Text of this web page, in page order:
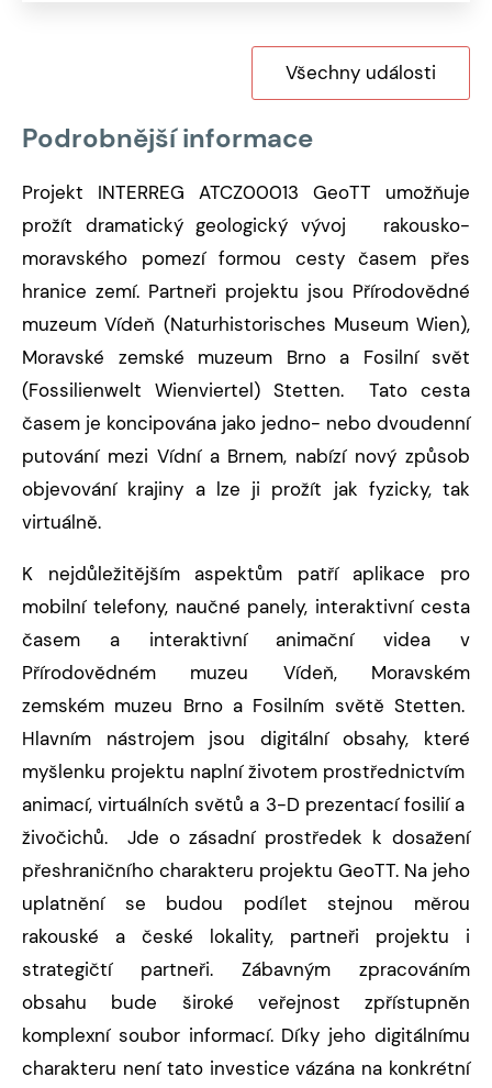
Všechny události
Podrobnější informace
Projekt INTERREG ATCZ00013 GeoTT umožňuje
prožít dramatický geologický vývoj rakousko-
moravského pomezí formou cesty časem přes
hranice zemí. Partneři projektu jsou Přírodovědné
muzeum Vídeň (Naturhistorisches Museum Wien),
Moravské zemské muzeum Brno a Fosilní svět
(Fossilienwelt Wienviertel) Stetten. Tato cesta
časem je koncipována jako jedno- nebo dvoudenní
putování mezi Vídní a Brnem, nabízí nový způsob
objevování krajiny a lze ji prožít jak fyzicky, tak
virtuálně.
K nejdůležitějším aspektům patří aplikace pro
mobilní telefony, naučné panely, interaktivní cesta
časem a interaktivní animační videa v
Přírodovědném muzeu Vídeň, Moravském
zemském muzeu Brno a Fosilním světě Stetten.
Hlavním nástrojem jsou digitální obsahy, které
myšlenku projektu naplní životem prostřednictvím
animací, virtuálních světů a 3-D prezentací fosilií a
živočichů. Jde o zásadní prostředek k dosažení
přeshraničního charakteru projektu GeoTT. Na jeho
uplatnění se budou podílet stejnou měrou
rakouské a české lokality, partneři projektu i
strategičtí partneři. Zábavným zpracováním
obsahu bude široké veřejnost zpřístupněn
komplexní soubor informací. Díky jeho digitálnímu
charakteru není tato investice vázána na konkrétní